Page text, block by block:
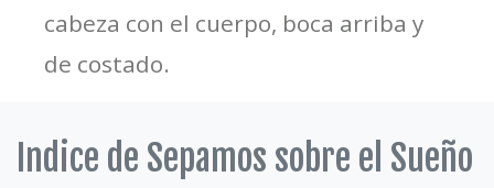
cabeza con el cuerpo, boca arriba y
de costado.
Indice de Sepamos sobre el Sueño